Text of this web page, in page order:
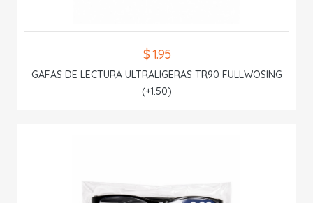
$ 1.95
GAFAS DE LECTURA ULTRALIGERAS TR90 FULLWOSING
(+1.50)